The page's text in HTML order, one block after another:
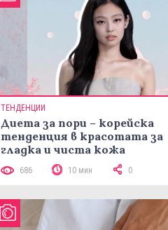
ТЕНДЕНЦИИ
Диета за пори – корейска
тенденция в красотата за
гладка и чиста кожа
686 10 мин 0